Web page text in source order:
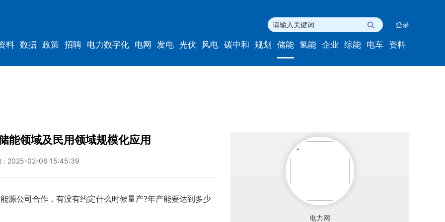
登录
料 数据 政策 招聘 电力数字化 电网 发电 光伏 风电 碳中和 规划 储能 氢能 企业 综能 电车 资料
能领域及民用领域规模化应用
2025-02-06 15:45:39
公司合作，有没有约定什么时候量产?年产能要达到多少
电力网